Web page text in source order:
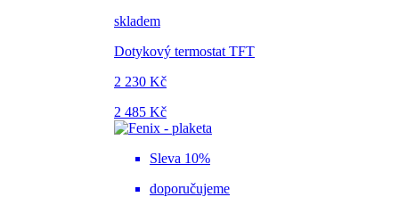
skladem
Dotykový termostat TFT
2 230 Kč
2 485 Kč
Sleva 10%
doporučujeme